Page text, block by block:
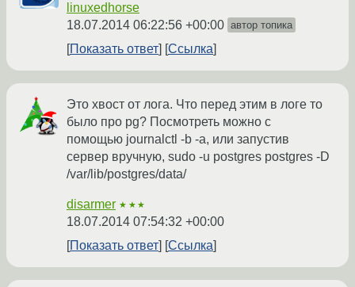
linuxedhorse
18.07.2014 06:22:56 +00:00 автор топика
Показать ответ Ссылка
Это хвост от лога. Что перед этим в логе то
было про pg? Посмотреть можно с
помощью journalctl -b -a, или запустив
сервер вручную, sudo -u postgres postgres -D
/var/lib/postgres/data/
disarmer ★★★
18.07.2014 07:54:32 +00:00
Показать ответ
Ссылка